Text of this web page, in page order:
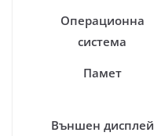
Операционна
система
Памет
Външен дисплей